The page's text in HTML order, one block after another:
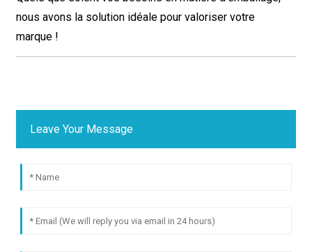
nous avons la solution idéale pour valoriser votre
marque !
Leave Your Message